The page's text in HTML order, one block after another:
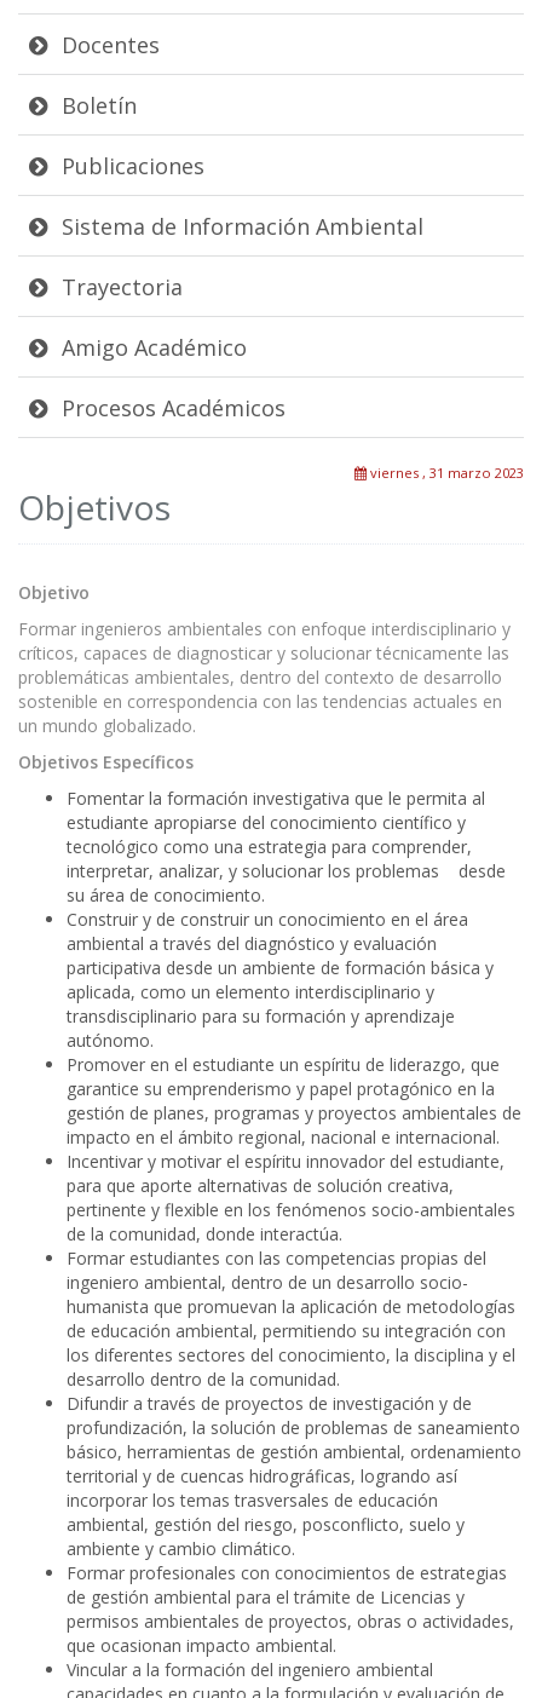
Docentes
Boletín
Publicaciones
Sistema de Información Ambiental
Trayectoria
Amigo Académico
Procesos Académicos
viernes , 31 marzo 2023
Objetivos
Objetivo
Formar ingenieros ambientales con enfoque interdisciplinario y
críticos, capaces de diagnosticar y solucionar técnicamente las
problemáticas ambientales, dentro del contexto de desarrollo
sostenible en correspondencia con las tendencias actuales en
un mundo globalizado.
Objetivos Específicos
Fomentar la formación investigativa que le permita al
estudiante apropiarse del conocimiento científico y
tecnológico como una estrategia para comprender,
interpretar, analizar, y solucionar los problemas desde
su área de conocimiento.
Construir y de construir un conocimiento en el área
ambiental a través del diagnóstico y evaluación
participativa desde un ambiente de formación básica y
aplicada, como un elemento interdisciplinario y
transdisciplinario para su formación y aprendizaje
autónomo.
Promover en el estudiante un espíritu de liderazgo, que
garantice su emprenderismo y papel protagónico en la
gestión de planes, programas y proyectos ambientales de
impacto en el ámbito regional, nacional e internacional.
Incentivar y motivar el espíritu innovador del estudiante,
para que aporte alternativas de solución creativa,
pertinente y flexible en los fenómenos socio-ambientales
de la comunidad, donde interactúa.
Formar estudiantes con las competencias propias del
ingeniero ambiental, dentro de un desarrollo socio-
humanista que promuevan la aplicación de metodologías
de educación ambiental, permitiendo su integración con
los diferentes sectores del conocimiento, la disciplina y el
desarrollo dentro de la comunidad.
Difundir a través de proyectos de investigación y de
profundización, la solución de problemas de saneamiento
básico, herramientas de gestión ambiental, ordenamiento
territorial y de cuencas hidrográficas, logrando así
incorporar los temas trasversales de educación
ambiental, gestión del riesgo, posconflicto, suelo y
ambiente y cambio climático.
Formar profesionales con conocimientos de estrategias
de gestión ambiental para el trámite de Licencias y
permisos ambientales de proyectos, obras o actividades,
que ocasionan impacto ambiental.
Vincular a la formación del ingeniero ambiental
capacidades en cuanto a la formulación y evaluación de